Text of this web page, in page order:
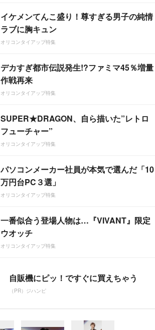
イケメンてんこ盛り！尊すぎる男子の純情
ラブに胸キュン
オリコンタイアップ特集
デカすぎ都市伝説発生!?ファミマ45％増量
作戦再来
オリコンタイアップ特集
SUPER★DRAGON、自ら描いた”レトロ
フューチャー”
オリコンタイアップ特集
パソコンメーカー社員が本気で選んだ「10
万円台PC３選」
オリコンタイアップ特集
一番似合う登場人物は…『VIVANT』限定
ウオッチ
オリコンタイアップ特集
自販機にピッ！ですぐに買えちゃう
（PR）ジハンピ